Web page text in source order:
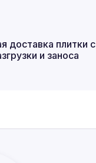
доставка плитки с
и заноса